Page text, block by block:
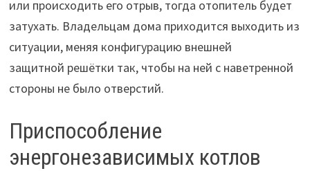
или происходить его отрыв, тогда отопитель будет
затухать. Владельцам дома приходится выходить из
ситуации, меняя конфигурацию внешней
защитной решётки так, чтобы на ней с наветренной
стороны не было отверстий.
Приспособление
энергонезависимых котлов